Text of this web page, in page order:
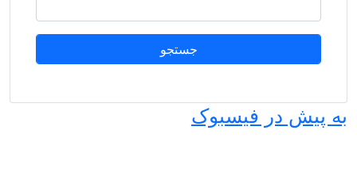
پیش در فیسبوک